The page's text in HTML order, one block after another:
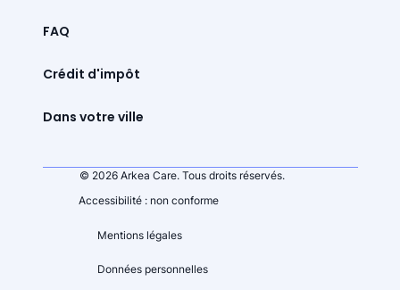
FAQ
Crédit d'impôt
Dans votre ville
© 2026 Arkea Care. Tous droits réservés.
Accessibilité : non conforme
Mentions légales
Données personnelles